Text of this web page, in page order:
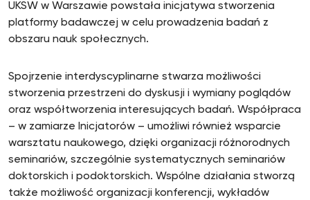
UKSW w Warszawie powstała inicjatywa stworzenia
platformy badawczej w celu prowadzenia badań z
obszaru nauk społecznych.
Spojrzenie interdyscyplinarne stwarza możliwości
stworzenia przestrzeni do dyskusji i wymiany poglądów
oraz współtworzenia interesujących badań. Współpraca
– w zamiarze Inicjatorów – umożliwi również wsparcie
warsztatu naukowego, dzięki organizacji różnorodnych
seminariów, szczególnie systematycznych seminariów
doktorskich i podoktorskich. Wspólne działania stworzą
także możliwość organizacji konferencji, wykładów